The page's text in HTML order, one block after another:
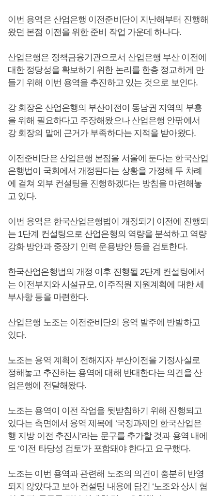
이번 용역은 산업은행 이전준비단이 지난해부터 진행해
왔던 본점 이전을 위한 준비 작업 가운데 하나다.
산업은행은 정책금융기관으로서 산업은행 부산 이전에
대한 정당성을 확보하기 위한 논리를 한층 정교하게 만
들기 위해 이번 용역을 추진하고 있는 것으로 보인다.
강 회장은 산업은행의 부산이전이 동남권 지역의 부흥
을 위해 필요하다고 주장해왔으나 산업은행 안팎에서
강 회장의 말에 근거가 부족하다는 지적을 받아왔다.
이전준비단은 산업은행 본점을 서울에 둔다는 한국산업
은행법이 국회에서 개정된다는 상황을 가정해 두 차례
에 걸쳐 외부 컨설팅을 진행하겠다는 방침을 마련해놓
고 있다.
이번 용역은 한국산업은행법이 개정되기 이전에 진행되
는 1단계 컨설팅으로 산업은행의 역량을 분석하고 역량
강화 방안과 중장기 인력 운용방안 등을 검토한다.
한국산업은행법의 개정 이후 진행될 2단계 컨설팅에서
는 이전부지와 시설규모, 이주직원 지원계획에 대한 세
부사항 등을 마련한다.
산업은행 노조는 이전준비단의 용역 발주에 반발하고
있다.
노조는 용역 계획이 전해지자 부산이전을 기정사실로
정해놓고 추진하는 용역에 대해 반대한다는 의견을 산
업은행에 전달해왔다.
노조는 용역이 이전 작업을 뒷받침하기 위해 진행되고
있다는 측면에서 용역 제목에 ‘국정과제인 한국산업은
행 지방 이전 추진시’라는 문구를 추가할 것과 용역 내에
도 ‘이전 타당성 검토’가 포함돼야 한다고 요구했다.
노조는 이번 용역과 관련해 노조의 의견이 충분히 반영
되지 않았다고 보아 컨설팅 내용에 담긴 ‘노조와 상시 협